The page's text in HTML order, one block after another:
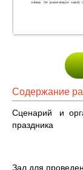
Содержание
Сценарий и
праздника
Зал для